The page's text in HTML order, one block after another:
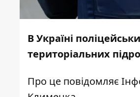
В Україні
територіальних
Про це повідомляє